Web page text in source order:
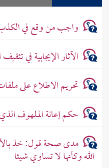
واجب من وقع في
الآثار الإيجابية في
تحريم الاطلاع على
حكم إعانة الملهوف
مدى صحة قول: خذ
الله وكأنها لا تساوي شيئا